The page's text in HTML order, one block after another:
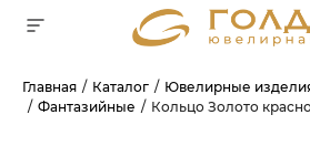
Главная Каталог Ювелирные
Фантазийные
Кольцо Золото
Для клиентов всех банков